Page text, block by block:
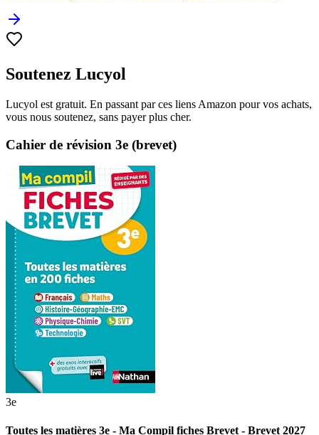
Soutenez Lucyol
Lucyol est gratuit. En passant par ces liens Amazon pour vos achats,
vous nous soutenez, sans payer plus cher.
Cahier de révision 3e (brevet)
3e
Toutes les matières 3e - Ma Compil fiches Brevet - Brevet 2027